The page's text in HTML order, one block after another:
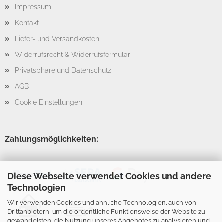
Diese Webseite verwendet Cookies und andere
Technologien
Wir verwenden Cookies und ähnliche Technologien, auch von
Drittanbietern, um die ordentliche Funktionsweise der Website zu
gewährleisten, die Nutzung unseres Angebotes zu analysieren und
Impressum
Kontakt
Liefer- und Versandkosten
Widerrufsrecht & Widerrufsformular
Privatsphäre und Datenschutz
AGB
Cookie Einstellungen
Zahlungsmöglichkeiten: